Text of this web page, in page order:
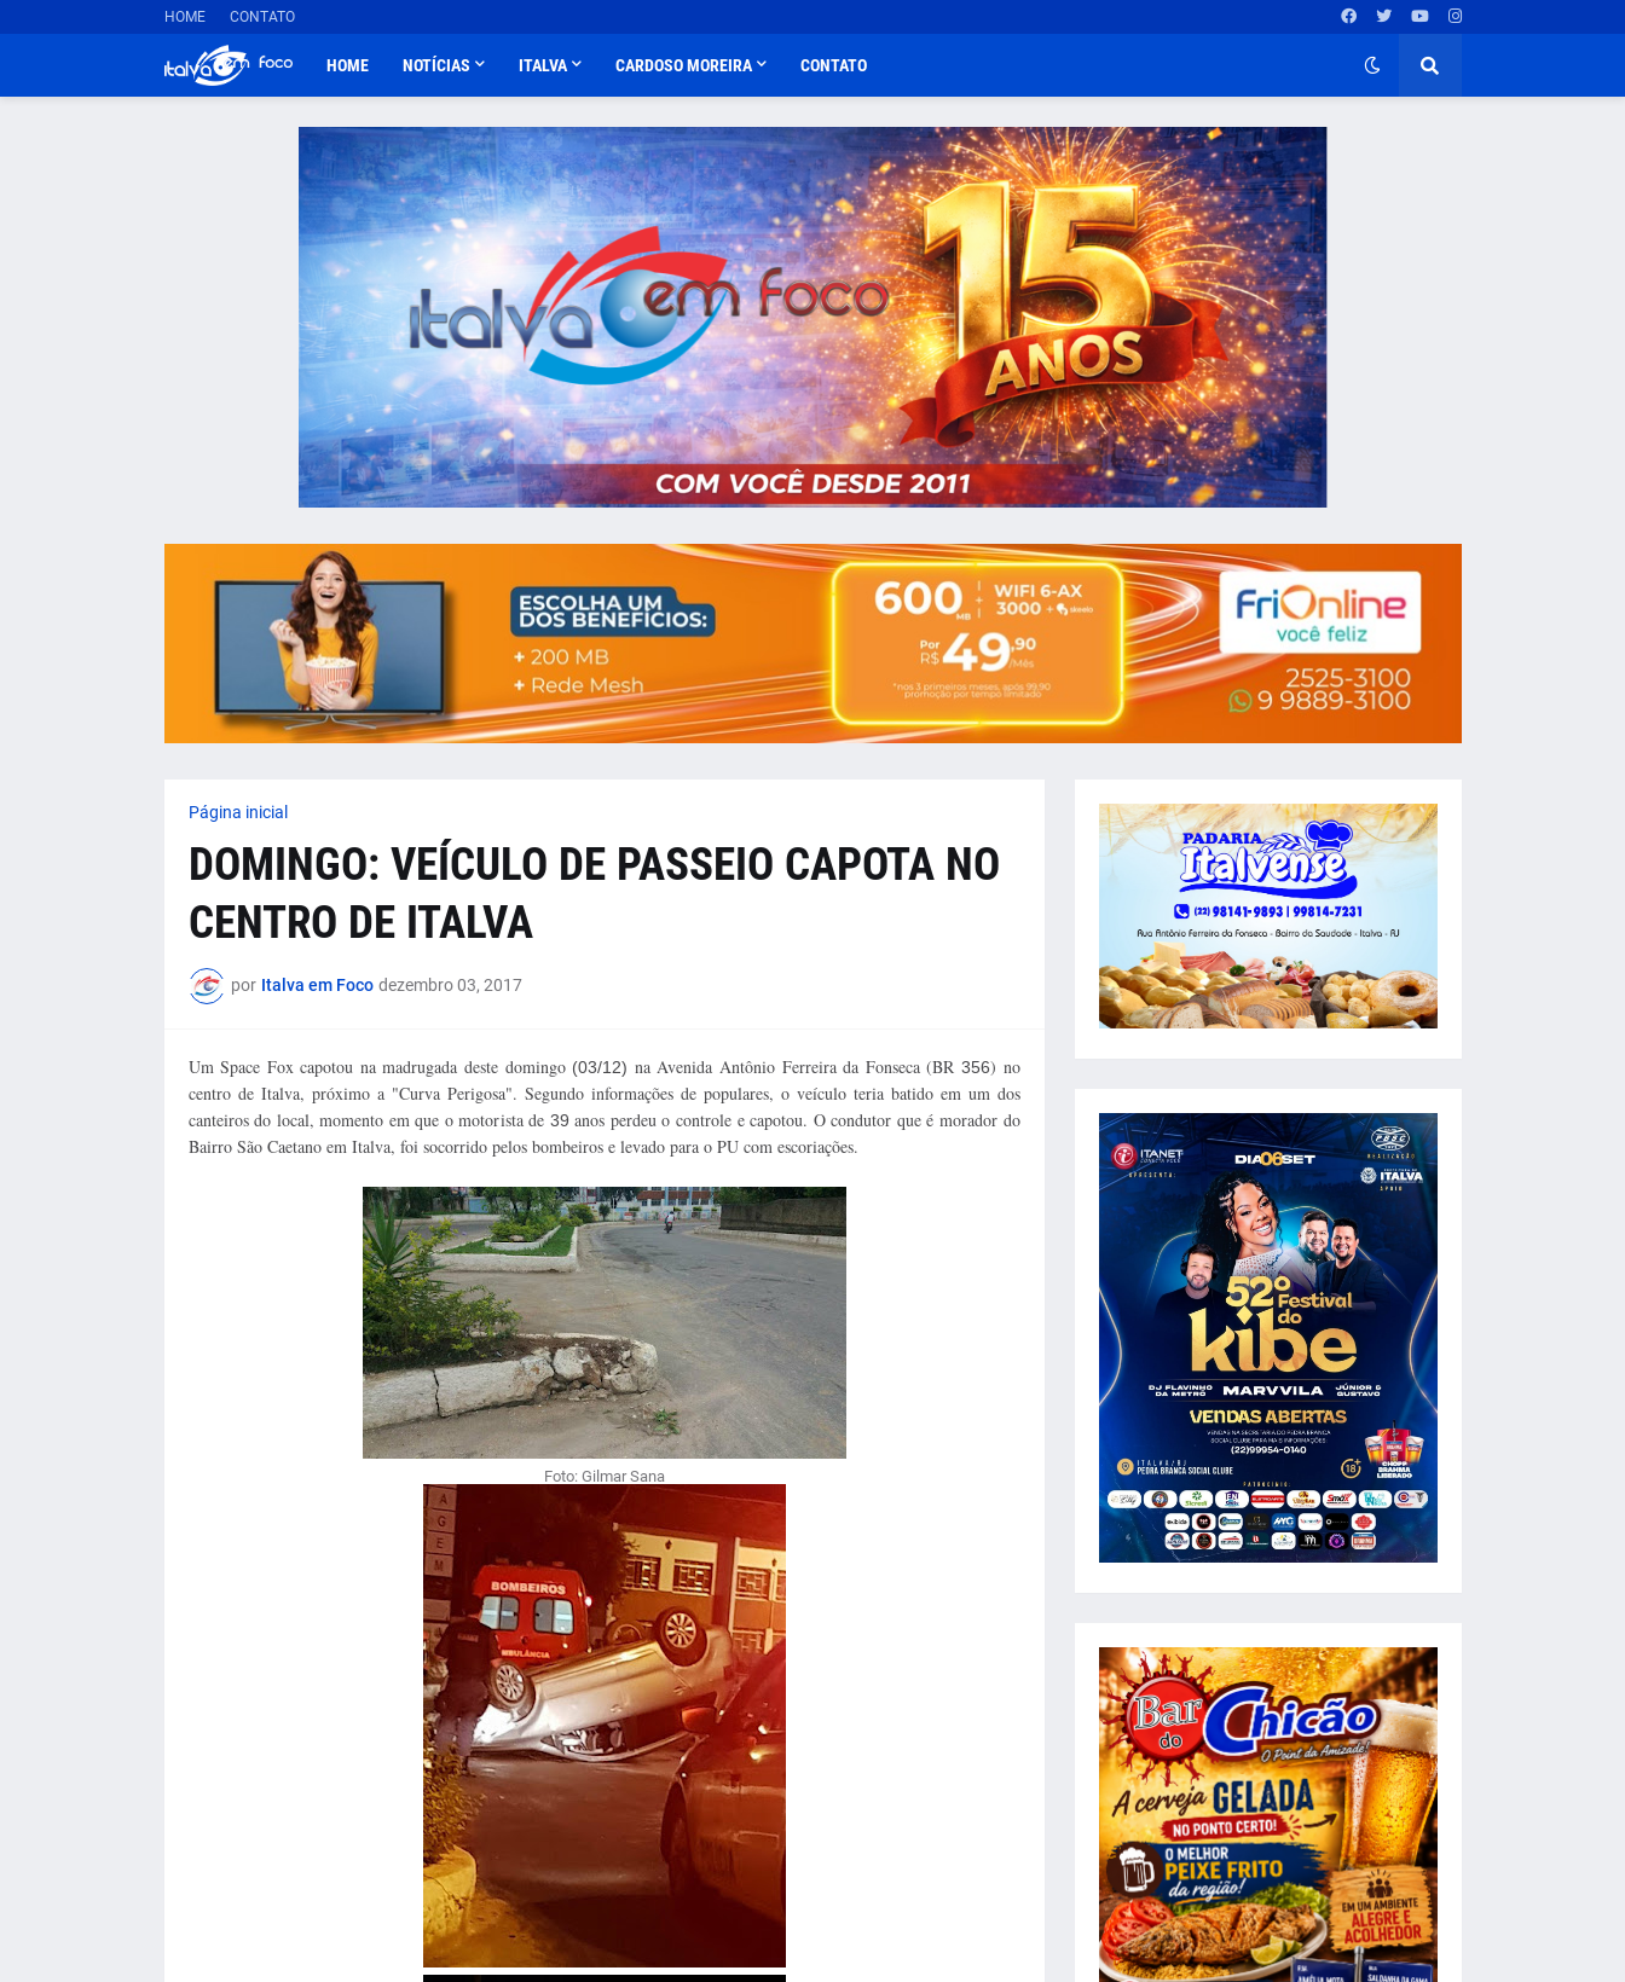
HOME CONTATO
HOME NOTÍCIAS ITALVA CARDOSO MOREIRA CONTATO
Página inicial
DOMINGO: VEÍCULO DE PASSEIO CAPOTA NO
CENTRO DE ITALVA
por Italva em Foco dezembro 03, 2017
Um Space Fox capotou na madrugada deste domingo (03/12) na Avenida Antônio Ferreira da Fonseca (BR 356) no
centro de Italva, próximo a "Curva Perigosa". Segundo informações de populares, o veículo teria batido em um dos
canteiros do local, momento em que o motorista de 39 anos perdeu o controle e capotou. O condutor que é morador do
Bairro São Caetano em Italva, foi socorrido pelos bombeiros e levado para o PU com escoriações.
Foto: Gilmar Sana